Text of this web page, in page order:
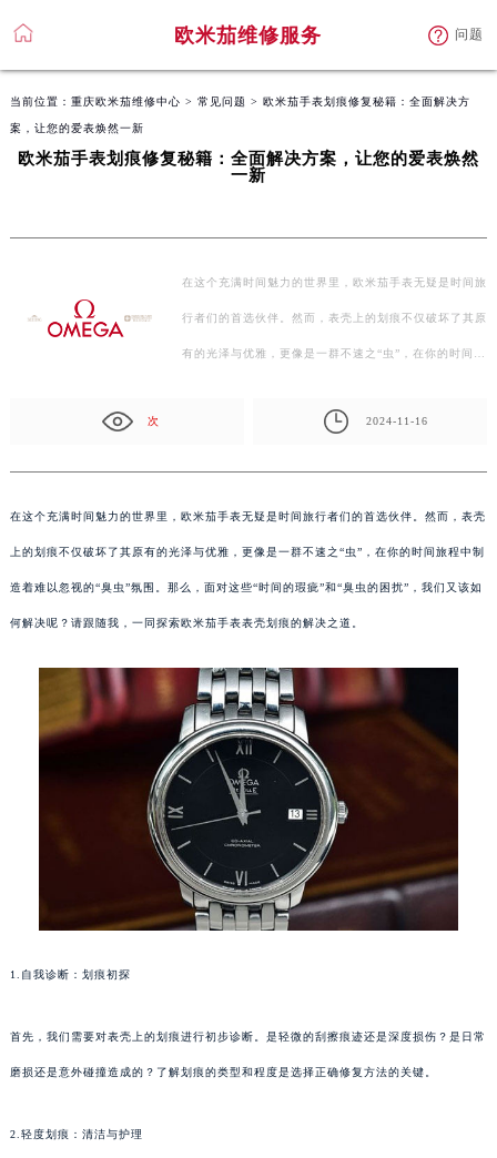
欧米茄维修服务 问题
当前位置： 重庆欧米茄维修中心 > 常见问题 > 欧米茄手表划痕修复秘籍：全面解决方
案，让您的爱表焕然一新
欧米茄手表划痕修复秘籍：全面解决方案，让您的爱表焕然
一新
在这个充满时间魅力的世界里，欧米茄手表无疑是时间旅
行者们的首选伙伴。然而，表壳上的划痕不仅破坏了其原
有的光泽与优雅，更像是一群不速之“虫”，在你的时间…
次 2024-11-16
在这个充满时间魅力的世界里，欧米茄手表无疑是时间旅行者们的首选伙伴。然而，表壳
上的划痕不仅破坏了其原有的光泽与优雅，更像是一群不速之“虫”，在你的时间旅程中制
造着难以忽视的“臭虫”氛围。那么，面对这些“时间的瑕疵”和“臭虫的困扰”，我们又该如
何解决呢？请跟随我，一同探索欧米茄手表表壳划痕的解决之道。
1.自我诊断：划痕初探
首先，我们需要对表壳上的划痕进行初步诊断。是轻微的刮擦痕迹还是深度损伤？是日常
磨损还是意外碰撞造成的？了解划痕的类型和程度是选择正确修复方法的关键。
2.轻度划痕：清洁与护理